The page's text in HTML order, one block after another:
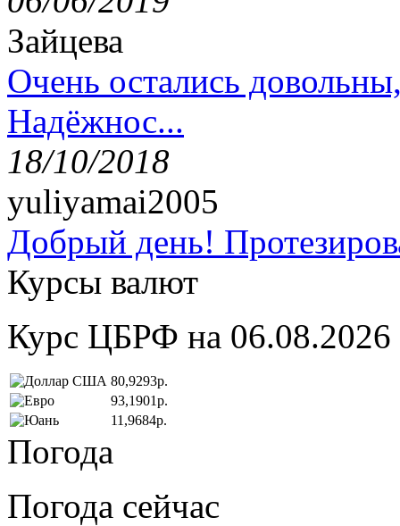
Зайцева
Очень остались
Надёжнос...
18/10/2018
yuliyamai2005
Добрый день!
Курсы валют
Курс ЦБРФ на 06.08.2026
80,9293р.
93,1901р.
11,9684р.
Погода
Погода сейчас